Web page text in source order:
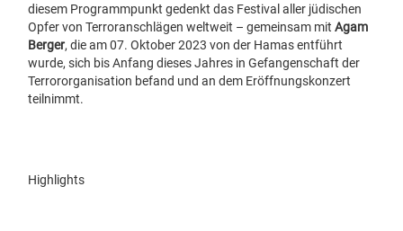
diesem Programmpunkt gedenkt das Festival aller jüdischen
Opfer von Terroranschlägen weltweit – gemeinsam mit Agam
Berger, die am 07. Oktober 2023 von der Hamas entführt
wurde, sich bis Anfang dieses Jahres in Gefangenschaft der
Terrororganisation befand und an dem Eröffnungskonzert
teilnimmt.
Highlights